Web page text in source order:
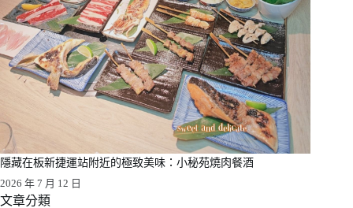
隱藏在板新捷運站附近的極致美味：小秘苑燒肉餐酒
2026 年 7 月 12 日
文章分類